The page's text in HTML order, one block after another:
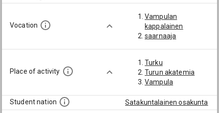
Vocation
Vampulan
kappalainen
saarnaaja
Place of activity
Turku
Turun akatemia
Vampula
Student nation Satakuntalainen osakunta